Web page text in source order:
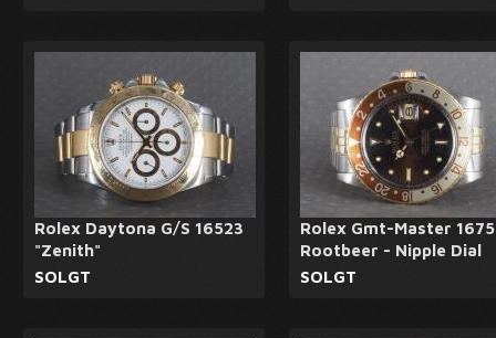
Rolex Daytona G/S 16523
"Zenith"
SOLGT
Rolex Gmt-Master
Rootbeer - Nipple Dial
SOLGT